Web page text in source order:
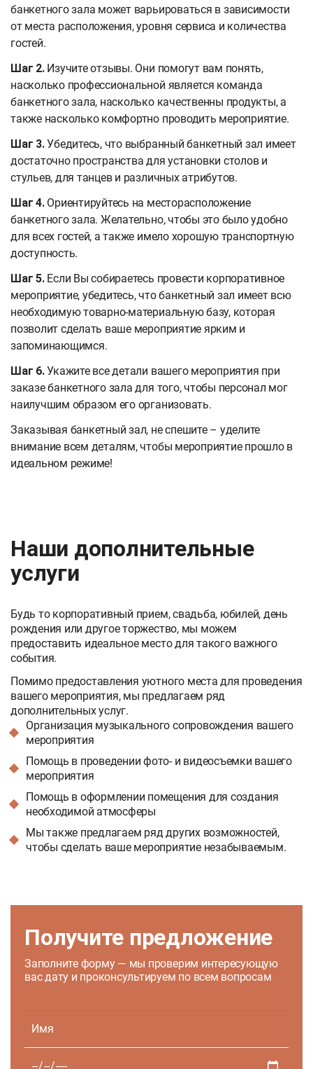
банкетного зала может варьироваться в зависимости
от места расположения, уровня сервиса и количества
гостей.
Шаг 2. Изучите отзывы. Они помогут вам понять,
насколько профессиональной является команда
банкетного зала, насколько качественны продукты, а
также насколько комфортно проводить мероприятие.
Шаг 3.Убедитесь, что выбранный банкетный зал имеет
достаточно пространства для установки столов и
стульев, для танцев и различных атрибутов.
Шаг 4.Ориентируйтесь на месторасположение
банкетного зала. Желательно, чтобы это было удобно
для всех гостей, а также имело хорошую транспортную
доступность.
Шаг 5.Если Вы собираетесь провести корпоративное
мероприятие, убедитесь, что банкетный зал имеет всю
необходимую товарно-материальную базу, которая
позволит сделать ваше мероприятие ярким и
запоминающимся.
Шаг 6.Укажите все детали вашего мероприятия при
заказе банкетного зала для того, чтобы персонал мог
наилучшим образом его организовать.
Заказывая банкетный зал, не спешите – уделите
внимание всем деталям, чтобы мероприятие прошло в
идеальном режиме!
Наши дополнительные
услуги
Будь то корпоративный прием, свадьба, юбилей, день
рождения или другое торжество, мы можем
предоставить идеальное место для такого важного
события.
Помимо предоставления уютного места для проведения
вашего мероприятия, мы предлагаем ряд
дополнительных услуг.
Организация музыкального сопровождения вашего
мероприятия
Помощь в проведении фото- и видеосъемки вашего
мероприятия
Помощь в оформлении помещения для создания
необходимой атмосферы
Мы также предлагаем ряд других возможностей,
чтобы сделать ваше мероприятие незабываемым.
Получите предложение
Заполните форму — мы проверим интересующую
вас дату и проконсультируем по всем вопросам